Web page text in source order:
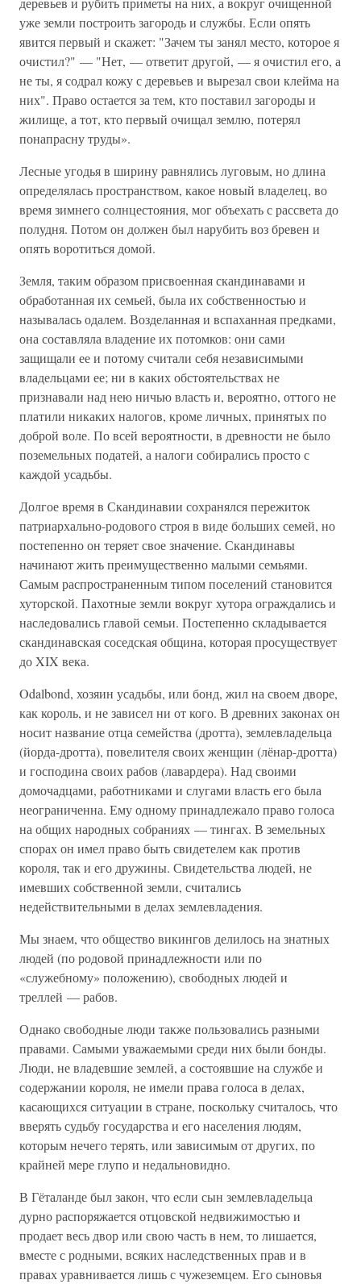
уже земли построить загородь и службы. Если опять
явится первый и скажет: "Зачем ты занял место, которое я
очистил?" — "Нет, — ответит другой, — я очистил его, а
не ты, я содрал кожу с деревьев и вырезал свои клейма на
них". Право остается за тем, кто поставил загороды и
жилище, а тот, кто первый очищал землю, потерял
понапрасну труды».
Лесные угодья в ширину равнялись луговым, но длина
определялась пространством, какое новый владелец, во
время зимнего солнцестояния, мог объехать с рассвета до
полудня. Потом он должен был нарубить воз бревен и
опять воротиться домой.
Земля, таким образом присвоенная скандинавами и
обработанная их семьей, была их собственностью и
называлась одалем. Возделанная и вспаханная предками,
она составляла владение их потомков: они сами
защищали ее и потому считали себя независимыми
владельцами ее; ни в каких обстоятельствах не
признавали над нею ничью власть и, вероятно, оттого не
платили никаких налогов, кроме личных, принятых по
доброй воле. По всей вероятности, в древности не было
поземельных податей, а налоги собирались просто с
каждой усадьбы.
Долгое время в Скандинавии сохранялся пережиток
патриархально-родового строя в виде больших семей, но
постепенно он теряет свое значение. Скандинавы
начинают жить преимущественно малыми семьями.
Самым распространенным типом поселений становится
хуторской. Пахотные земли вокруг хутора ограждались и
наследовались главой семьи. Постепенно складывается
скандинавская соседская община, которая просуществует
до XIX века.
Odalbond, хозяин усадьбы, или бонд, жил на своем дворе,
как король, и не зависел ни от кого. В древних законах он
носит название отца семейства (дротта), землевладельца
(йорда-дротта), повелителя своих женщин (лёнар-дротта)
и господина своих рабов (лавардера). Над своими
домочадцами, работниками и слугами власть его была
неограниченна. Ему одному принадлежало право голоса
на общих народных собраниях — тингах. В земельных
спорах он имел право быть свидетелем как против
короля, так и его дружины. Свидетельства людей, не
имевших собственной земли, считались
недействительными в делах землевладения.
Мы знаем, что общество викингов делилось на знатных
людей (по родовой принадлежности или по
«служебному» положению), свободных людей и
треллей — рабов.
Однако свободные люди также пользовались разными
правами. Самыми уважаемыми среди них были бонды.
Люди, не владевшие землей, а состоявшие на службе и
содержании короля, не имели права голоса в делах,
касающихся ситуации в стране, поскольку считалось, что
вверять судьбу государства и его населения людям,
которым нечего терять, или зависимым от других, по
крайней мере глупо и недальновидно.
В Гёталанде был закон, что если сын землевладельца
дурно распоряжается отцовской недвижимостью и
продает весь двор или свою часть в нем, то лишается,
вместе с родными, всяких наследственных прав и в
правах уравнивается лишь с чужеземцем. Его сыновья